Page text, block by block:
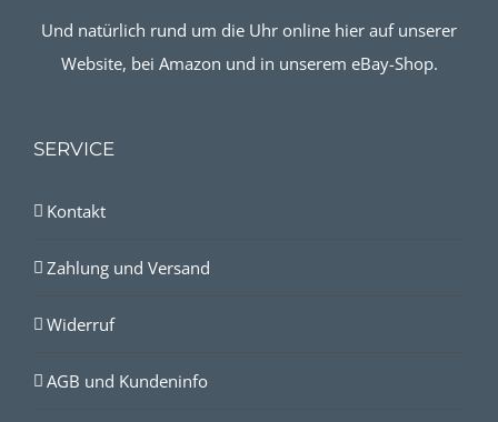
Und natürlich rund um die Uhr online hier auf unserer
Website, bei Amazon und in unserem eBay-Shop.
SERVICE
Kontakt
Zahlung und Versand
Widerruf
AGB und Kundeninfo